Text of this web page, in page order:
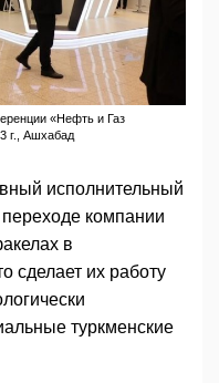
«Нефть и Газ
г., Ашхабад
исполнительный
компании
в
сделает их работу
туркменские